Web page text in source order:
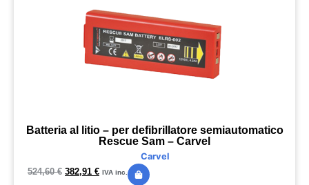
Batteria al litio – per defibrillatore semiautomatico
Rescue Sam – Carvel
Carvel
524,60€ 382,91 € IVA inc.